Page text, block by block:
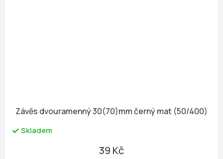
Závěs dvouramenný 30(70)mm černý mat (50/400)
Skladem
39 Kč